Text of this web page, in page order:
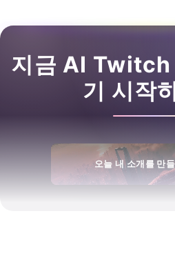
지금 AI Twitch
기 시작
오늘 내 소개를 만